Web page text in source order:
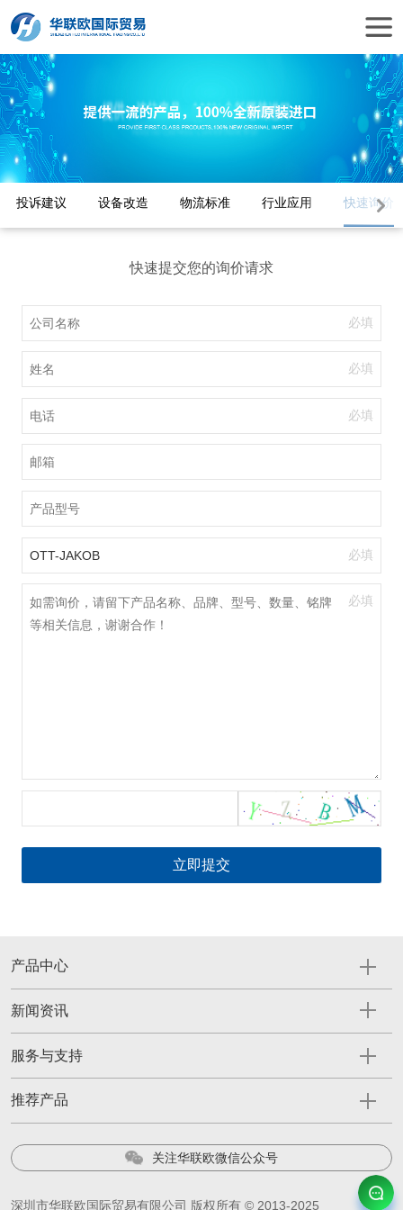
投诉建议 设备改造 物流标准 行业应用 快速询价
快速提交您的询价请求
必填
必填
必填
必填
必填
产品中心
新闻资讯
服务与支持
推荐产品
关注华联欧微信公众号
深圳市华联欧国际贸易有限公司 版权所有 © 2013-2025